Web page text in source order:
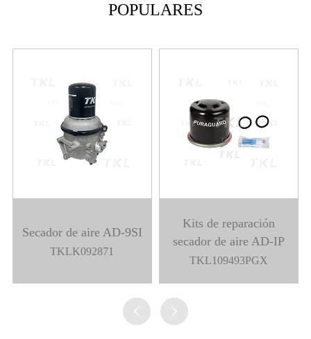
POPULARES
reparación secador de
aire
Válvula de control MV-
3
TKL800257
 